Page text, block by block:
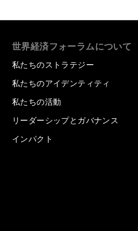
世界経済フォーラムについて
私たちのストラテジー
私たちのアイデンティティ
私たちの活動
リーダーシップとガバナンス
インパクト